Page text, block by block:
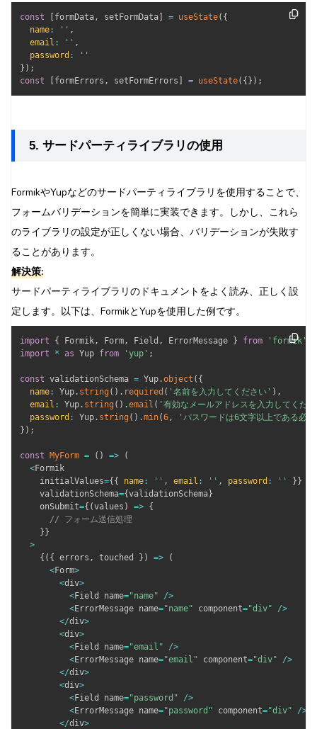
const [formData, setFormData] = useState( {
name : '' ,
email : '' ,
password :
''
} ) ;
const
[formErrors , setFormErrors ] = useState( {} ) ;
5. サードパーティライブラリの使用
FormikやYupなどのサードパーティライブラリを使用することで、
フォームバリデーションを簡単に実装できます。しかし、これら
のライブラリの設定が正しくない場合、バリデーションが失敗す
ることがあります。
解決策:
サードパーティライブラリのドキュメントをよく読み、正しく設
定します。以下は、FormikとYupを使用した例です。
import { Formik, Form, Field , ErrorMessage } from 'formik'
import
* as Yup from 'yup' ;
const validationSchema = Yup .object ( {
name : Yup . string ( ) . required ( '名前を入力してください' ) ,
email : Yup . string ( ) .email ( '有効なメールアドレスを入力してくだ
password : Yup . string ( ) .min(6,
'パスワードは6文字以上である必
} ) ;
const MyForm = ( ) =>
(
<Formik
    initialValues
={{ name : '' , email : '' , password : '' }}
    validationSchema
={validationSchema}
    onSubmit
={ (values ) => {
// フォーム送信処理
}}
>
{ ( { errors , touched } ) =>
(
<Form>
<div>
<Field name="name" />
<ErrorMessage name="name" component="div" />
</div>
<div>
<Field name="email" />
<ErrorMessage name="email" component="div" />
</div>
<div>
<Field name="password" />
<ErrorMessage name="password" component="div" />
</div>